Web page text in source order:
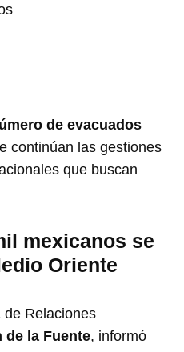
de evacuados
continúan las gestiones
que buscan
mexicanos se
Oriente
de Relaciones
de la Fuente, informó